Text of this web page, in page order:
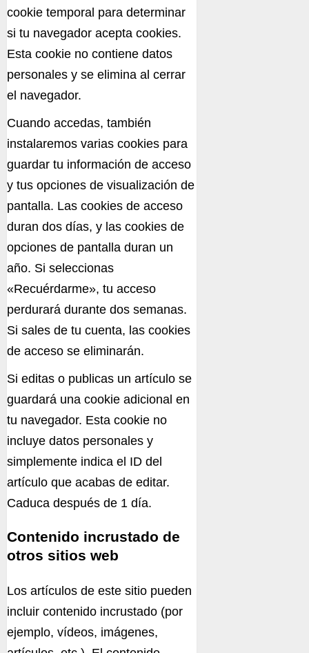
cookie temporal para determinar
si tu navegador acepta cookies.
Esta cookie no contiene datos
personales y se elimina al cerrar
el navegador.
Cuando accedas, también
instalaremos varias cookies para
guardar tu información de acceso
y tus opciones de visualización de
pantalla. Las cookies de acceso
duran dos días, y las cookies de
opciones de pantalla duran un
año. Si seleccionas
«Recuérdarme», tu acceso
perdurará durante dos semanas.
Si sales de tu cuenta, las cookies
de acceso se eliminarán.
Si editas o publicas un artículo se
guardará una cookie adicional en
tu navegador. Esta cookie no
incluye datos personales y
simplemente indica el ID del
artículo que acabas de editar.
Caduca después de 1 día.
Contenido incrustado de
otros sitios web
Los artículos de este sitio pueden
incluir contenido incrustado (por
ejemplo, vídeos, imágenes,